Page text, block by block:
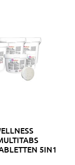
5IN1